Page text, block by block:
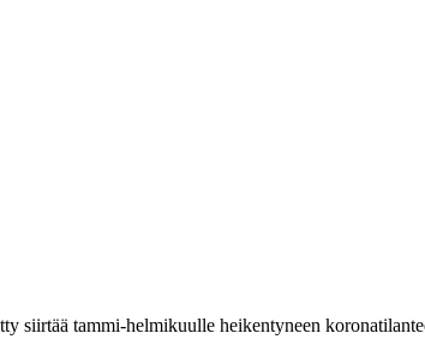
siirtää tammi-helmikuulle heikentyneen